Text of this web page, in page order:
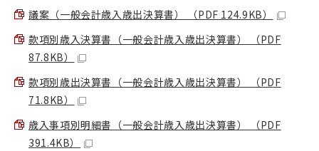
議案（一般会計歳入歳出決算書） （PDF 124.9KB）
款項別歳入決算書（一般会計歳入歳出決算書） （PDF
87.8KB）
款項別歳出決算書（一般会計歳入歳出決算書） （PDF
71.8KB）
歳入事項別明細書（一般会計歳入歳出決算書） （PDF
391.4KB）